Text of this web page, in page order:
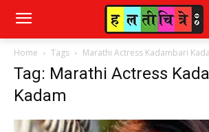
Home Tags Marathi Actress Kadambari
Tag: Marathi Actress
Kadam